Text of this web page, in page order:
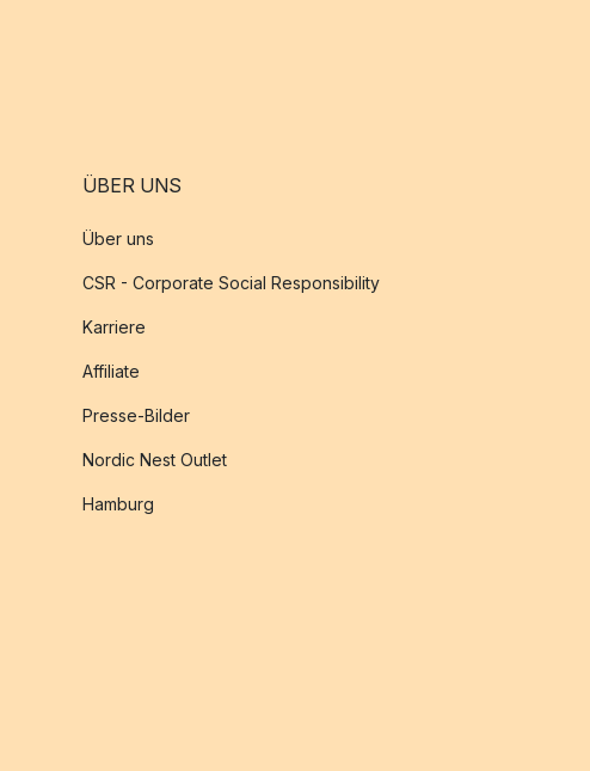
ÜBER UNS
Über uns
CSR - Corporate Social Responsibility
Karriere
Affiliate
Presse-Bilder
Nordic Nest Outlet
Hamburg